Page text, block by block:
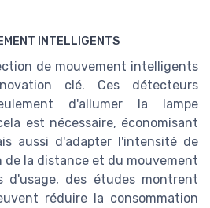
INTELLIGENTS
de mouvement intelligents
clé. Ces détecteurs
d'allumer la lampe
est nécessaire, économisant
aussi d'adapter l'intensité de
la distance et du mouvement
d'usage, des études montrent
réduire la consommation